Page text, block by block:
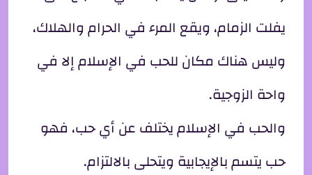
يفلت الزمام، ويقع المرء في الحرام والهلاك،
وليس هناك مكان للحب في الإسلام إلا في
واحة الزوجية.
والحب في الإسلام يختلف عن أي حب، فهو
حب يتسم بالإيجابية ويتحلى بالالتزام.